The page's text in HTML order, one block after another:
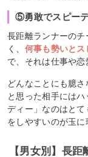
⑤勇敢でスピー
長距離ランナーの
く、 何事も勢いとス
で、それは仕事や恋
どんなことにも臆
と思った相手には
ディー」なのはと
をしやすいのが玉に
【男女別】長